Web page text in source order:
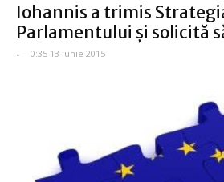
Iohannis a trimis
Parlamentului şi solicită
- - 0:35 13 iunie 2015